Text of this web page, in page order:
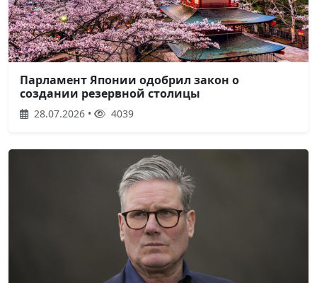
Парламент Японии одобрил закон о
создании резервной столицы
28.07.2026 • 4039